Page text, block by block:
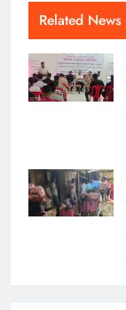
Related News